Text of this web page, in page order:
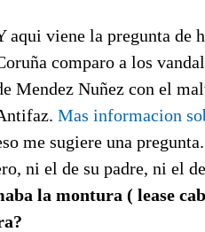
aqui viene la pregunta de
comparo a los
Mendez Nuñez con el
Mas informacion
me sugiere una
ni el de su padre, ni el
la montura ( lease